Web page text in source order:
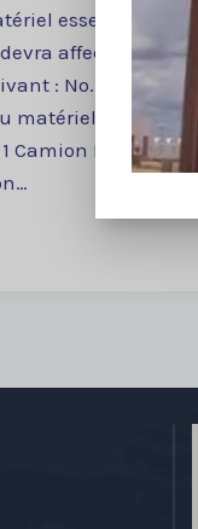
essentiel que le
affecter au
: No. Type et
matériel Nombre
Camion Benne 1 2